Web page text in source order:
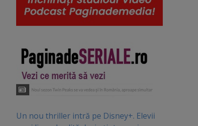
Un nou thriller intră pe Disney+. Elevii